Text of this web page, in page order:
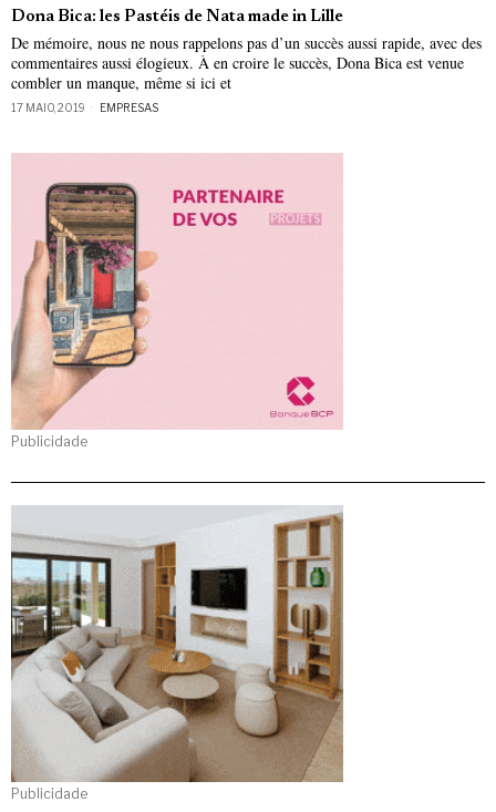
Dona Bica: les Pastéis de Nata made in Lille
De mémoire, nous ne nous rappelons pas d’un succès aussi rapide, avec des
commentaires aussi élogieux. À en croire le succès, Dona Bica est venue
combler un manque, même si ici et
17 MAIO, 2019 EMPRESAS
Publicidade
Publicidade